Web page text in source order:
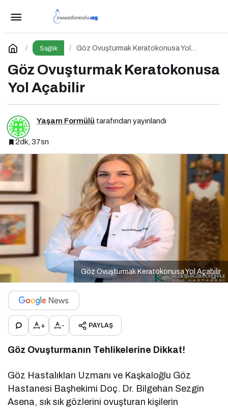
Sağlık
Göz Ovuşturmak Keratokonusa Yol
Göz Ovuşturmak Keratokonusa
Yol Açabilir
Yaşam Formülü tarafından yayınlandı
2dk, 37sn
Göz Ovuşturmak Keratokonusa Yol Açabilir
+ - PAYLAŞ
Göz Ovuşturmanın Tehlikelerine Dikkat!
Göz Hastalıkları Uzmanı ve Kaşkaloğlu Göz
Hastanesi Başhekimi Doç. Dr. Bilgehan Sezgin
Asena, sık sık gözlerini ovuşturan kişilerin
Cilt Tiplerine Göre Doğru Beslenme Stratejileri;
Genç ve Parlak Cilt İçin Doğru Besinler
Yorum Yap